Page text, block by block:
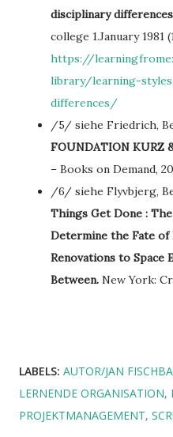
disciplinary
college 1.January 1981
https://
library/learning-
differences/
/5/ siehe Friedrich,
FOUNDATION KURZ
– Books on Demand,
/6/ siehe Flyvbjerg,
Things Get Done :
Determine the Fate
Renovations to Space
Between. New York:
LABELS: AUTOR/JAN
LERNENDE ORGANISATION
PROJEKTMANAGEMENT